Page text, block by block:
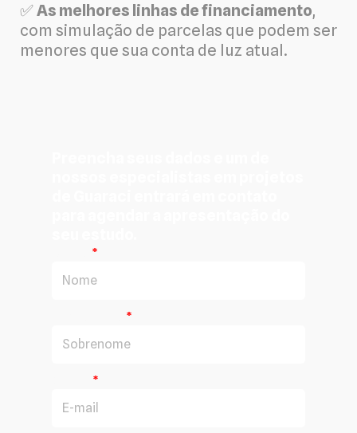
✅As melhores linhas de financiamento,
com simulação de parcelas que podem ser
menores que sua conta de luz atual.